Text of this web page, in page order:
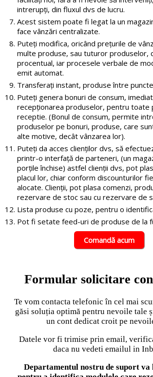
intrerupți, din fluxul dvs de lucru.
Acest sistem poate fi legat la un
face vânzări centralizate.
Puteți modifica, oricând prețurile de
multe produse, sau tuturor produselor,
procentual, iar procesele verbale de
emit automat.
Transferați instant, produse între
Puteți genera bonuri de consum,
recepționarea produselor, pentru toate
receptie. (Bonul de consum, permite
produselor pe bonuri, produse, care
alte motive, decât vânzarea lor).
Puteți da acces clienților dvs, să
printr-o interfață de parteneri, (un
porțile închise) astfel clienții dvs, pot
placul lor, chiar conform discounturilor
alocate. Clienții, pot plasa comenzi,
rezervare de stoc sau cu rezervare de
Lista produse cu poze, pentru o
Pot fi setate feed-uri de produse de la
Comandă acum